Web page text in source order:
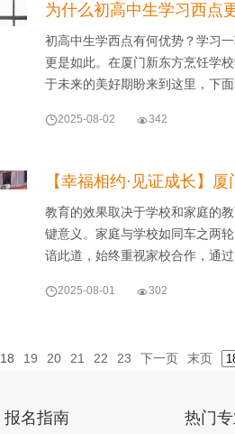
为什么初高中生学习西点
初高中生学西点有何优势？学习
更是如此。在厦门新东方烹饪学
于未来的美好期盼来到这里，下
2025-08-02 342
【幸福相约·见证成长】
教育的效果取决于学校和家庭的
键意义。家庭与学校如同车之两
谙此道，始终重视家校合作，通
2025-08-01 302
18 19 20 21 22 23 下一页 末页
报名指南 热门